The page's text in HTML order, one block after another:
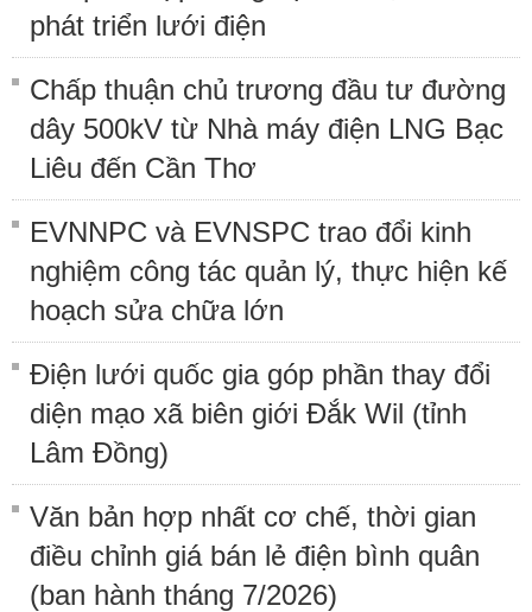
phát triển lưới điện
Chấp thuận chủ trương đầu tư đường
dây 500kV từ Nhà máy điện LNG Bạc
Liêu đến Cần Thơ
EVNNPC và EVNSPC trao đổi kinh
nghiệm công tác quản lý, thực hiện kế
hoạch sửa chữa lớn
Điện lưới quốc gia góp phần thay đổi
diện mạo xã biên giới Đắk Wil (tỉnh
Lâm Đồng)
Văn bản hợp nhất cơ chế, thời gian
điều chỉnh giá bán lẻ điện bình quân
(ban hành tháng 7/2026)